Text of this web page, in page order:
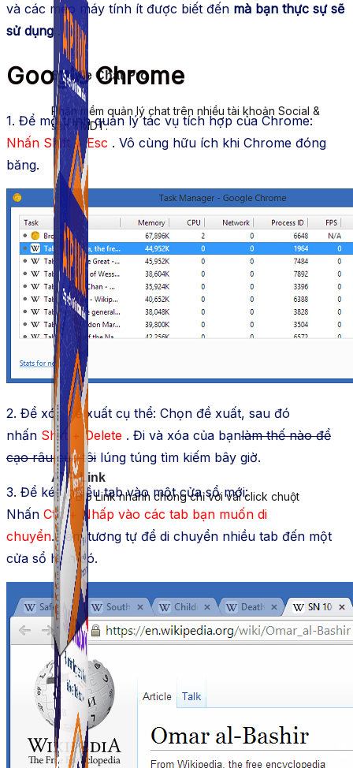
ATP Link
Tạo Bio Link nhanh chóng chỉ với vài click chuột
Simple Chat Pro
Phần mềm quản lý chat trên nhiều tài khoản Social &
sàn TMDT.
ATP Link
Tạo Bio Link nhanh chóng chỉ với vài click chuột
và các mẹo máy tính ít được biết đến mà bạn thực sự sẽ
sử dụng .
Google Chrome
1. Để mở trình quản lý tác vụ tích hợp của Chrome:
Nhấn Shift + Esc . Vô cùng hữu ích khi Chrome đóng
băng.
2. Để xóa đề xuất cụ thể: Chọn đề xuất, sau đó
nhấn Shift + Delete . Đi và xóa của bạnlàm thế nào để
cạo râu của tôi lúng túng tìm kiếm bây giờ.
3. Để kéo nhiều tab vào một cửa sổ mới:
Nhấn Ctrl + Nhấp vào các tab bạn muốn di
chuyển. Làm tương tự để di chuyển nhiều tab đến một
cửa sổ hiện có.